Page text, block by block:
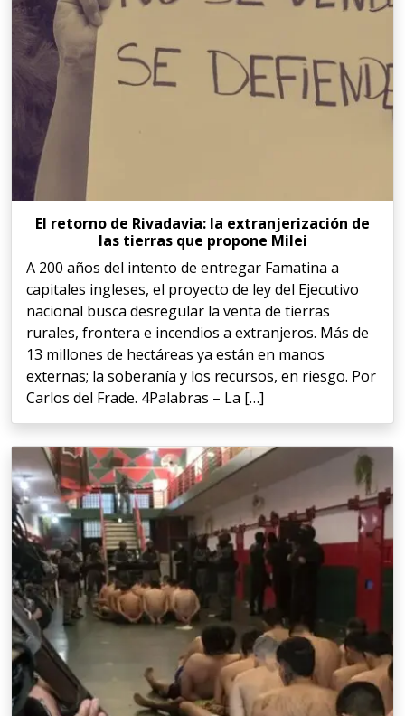
El retorno de Rivadavia: la extranjerización de
las tierras que propone Milei
A 200 años del intento de entregar Famatina a
capitales ingleses, el proyecto de ley del Ejecutivo
nacional busca desregular la venta de tierras
rurales, frontera e incendios a extranjeros. Más de
13 millones de hectáreas ya están en manos
externas; la soberanía y los recursos, en riesgo. Por
Carlos del Frade. 4Palabras – La […]